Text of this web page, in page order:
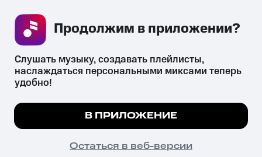
СКАЧАТЬ ПРИЛОЖЕНИЕ
психотропных веществ, их аналогов причиняет вред здоровью,
их незаконный оборот запрещён и влечёт установленную
законодательством ответственность.
© 2026 ООО «КИОН».
Все права защищены
Мы используем куки, чтобы на сайте все
Подробнее
ПОНЯТНО
Слушать музыку, создавать плейлисты,
наслаждаться персональными миксами теперь
удобно!
В ПРИЛОЖЕНИЕ
Остаться в веб-версии